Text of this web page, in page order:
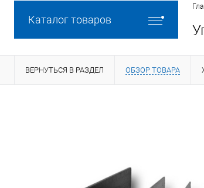
Каталог товаров
ВЕРНУТЬСЯ В РАЗДЕЛ ОБЗОР ТОВАРА